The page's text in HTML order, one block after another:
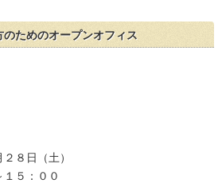
ためのオープンオフィス
８日（土）
：００